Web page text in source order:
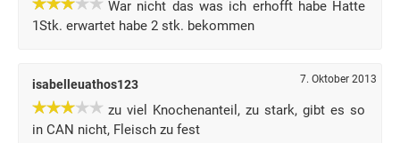
War nicht das was ich erhofft habe Hatte
1Stk. erwartet habe 2 stk. bekommen
isabelleuathos123 7. Oktober 2013
zu viel Knochenanteil, zu stark, gibt es so
in CAN nicht, Fleisch zu fest